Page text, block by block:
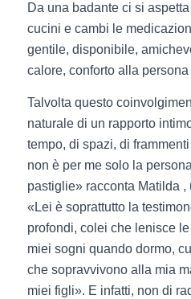
Da una badante ci si
cucini e cambi le
gentile, disponibile,
calore, conforto alla
Talvolta questo
naturale di un rapporto
tempo, di spazi, di
non è per me solo la
pastiglie» racconta Matilda
«Lei è soprattutto la
profondi, colei che lenisce
miei sogni quando dormo,
che sopravvivono alla mia
miei figli». E infatti, non di